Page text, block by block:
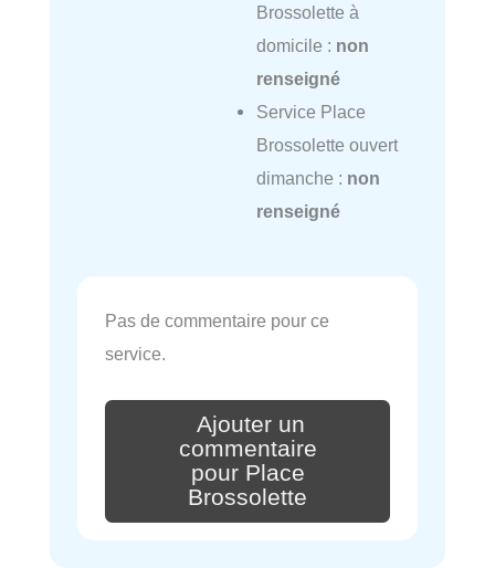
Brossolette à
domicile : non
renseigné
Service Place
Brossolette ouvert
dimanche : non
renseigné
Pas de commentaire pour ce
service.
Ajouter un
commentaire
pour Place
Brossolette